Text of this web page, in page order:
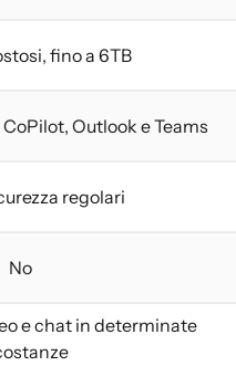
fino a 6TB
Outlook e Teams
regolari
No
e chat in determinate